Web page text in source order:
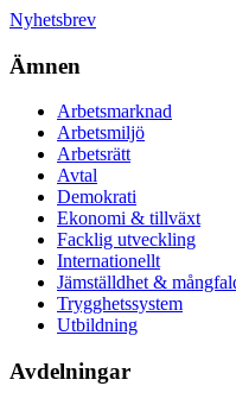
Nyhetsbrev
Ämnen
Arbetsmarknad
Arbetsmiljö
Arbetsrätt
Avtal
Demokrati
Ekonomi & tillväxt
Facklig utveckling
Internationellt
Jämställdhet &
Trygghetssystem
Utbildning
Avdelningar